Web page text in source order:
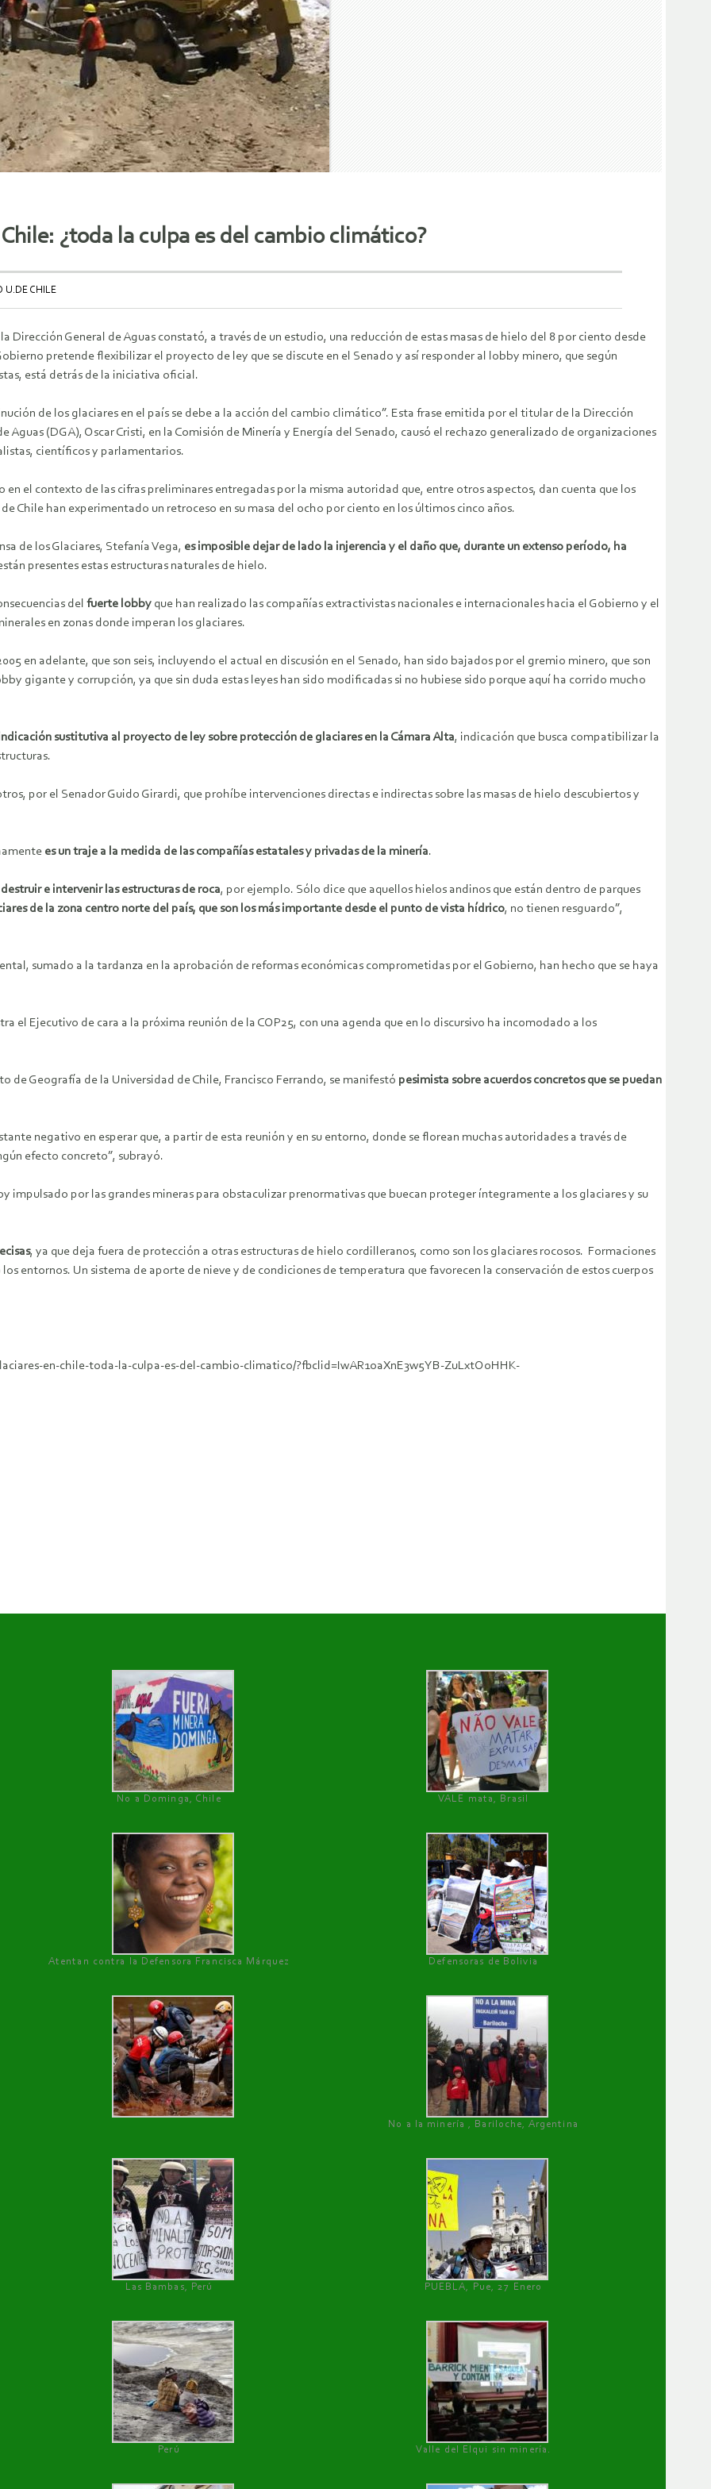
¿toda la culpa es del cambio climático?
U.DE CHILE
Dirección General de Aguas constató, a través de un estudio, una reducción de estas masas de hielo del 8 por ciento desde
pretende flexibilizar el proyecto de ley que se discute en el Senado y así responder al lobby minero, que según
está detrás de la iniciativa oficial.
de los glaciares en el país se debe a la acción del cambio climático”. Esta frase emitida por el titular de la Dirección
Aguas (DGA), Oscar Cristi, en la Comisión de Minería y Energía del Senado, causó el rechazo generalizado de organizaciones
científicos y parlamentarios.
en el contexto de las cifras preliminares entregadas por la misma autoridad que, entre otros aspectos, dan cuenta que los
Chile han experimentado un retroceso en su masa del ocho por ciento en los últimos cinco años.
de los Glaciares, Stefanía Vega, es imposible dejar de lado la injerencia y el daño que, durante un extenso período, ha
presentes estas estructuras naturales de hielo.
del fuerte lobby que han realizado las compañías extractivistas nacionales e internacionales hacia el Gobierno y el
en zonas donde imperan los glaciares.
en adelante, que son seis, incluyendo el actual en discusión en el Senado, han sido bajados por el gremio minero, que son
gigante y corrupción, ya que sin duda estas leyes han sido modificadas si no hubiese sido porque aquí ha corrido mucho
sustitutiva al proyecto de ley sobre protección de glaciares en la Cámara Alta, indicación que busca compatibilizar la
por el Senador Guido Girardi, que prohíbe intervenciones directas e indirectas sobre las masas de hielo descubiertos y
es un traje a la medida de las compañías estatales y privadas de la minería.
destruir e intervenir las estructuras de roca, por ejemplo. Sólo dice que aquellos hielos andinos que están dentro de parques
de la zona centro norte del país, que son los más importante desde el punto de vista hídrico, no tienen resguardo”,
sumado a la tardanza en la aprobación de reformas económicas comprometidas por el Gobierno, han hecho que se haya
el Ejecutivo de cara a la próxima reunión de la COP25, con una agenda que en lo discursivo ha incomodado a los
Geografía de la Universidad de Chile, Francisco Ferrando, se manifestó pesimista sobre acuerdos concretos que se puedan
negativo en esperar que, a partir de esta reunión y en su entorno, donde se florean muchas autoridades a través de
efecto concreto”, subrayó.
impulsado por las grandes mineras para obstaculizar prenormativas que buecan proteger íntegramente a los glaciares y su
, ya que deja fuera de protección a otras estructuras de hielo cordilleranos, como son los glaciares rocosos. Formaciones
entornos. Un sistema de aporte de nieve y de condiciones de temperatura que favorecen la conservación de estos cuerpos
en-chile-toda-la-culpa-es-del-cambio-climatico/?fbclid=IwAR1oaXnE3w5YB-ZuLxtOoHHK-
No a Dominga, Chile
VALE mata, Brasil
Atentan contra la Defensora Francisca Márquez Defensoras de Bolivia
No a la minería , Bariloche, Argentina
Las Bambas, Perú PUEBLA, Pue, 27 Enero
Perú Valle del Elqui sin minería.